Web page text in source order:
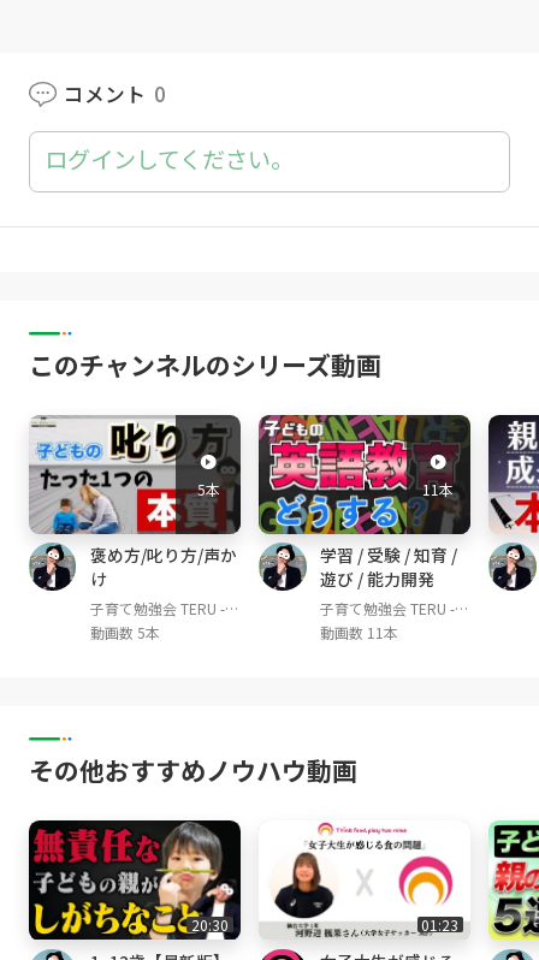
▼TERUのSNS等の活動一覧
https://lit.link/terukyoiku
▼このチャンネルは
YouTube登録者8万人超(2022年2月時点)の幼児
届けして、子育て・育児のお悩みや不安を解消
していくチャンネルです！
▼今回の動画の概要
今回は『ご両親との子育ての価値観が合わな
い』というご相談から、私が思う本質をお伝え
させて頂こうと思っております！ご両親とはつ
まり、お子さんから見るとおじいちゃんおばあ
ちゃんですよね！ご両親と子育ての方針が合わ
ず困っているという方は多いと思います。そし
て今回の件は、ご両親に限らず、親族やさらに
はママ友との間でも起こりえることだと思いま
幼児教育講師。これまで1,000人を超える子ど
もの教育に従事。
録者80,000人超(2022年2月時点)
幼児教育現場で培った知識を世の親御さんにお
届けし、1人でも多くの方が笑顔で楽しい。そ
して子どももイキイキと成長できる子育てや育
児の実現を目的として活動中。特に教育の専門
コメント 0
ログインしてください。
このチャンネルのシリーズ動画
5本
褒め方/叱り方/声か
け
子育て勉強会 TERU -子
育て・育児の悩みや不
動画数 5本
11本
学習 / 受験 / 知育 /
遊び / 能力開発
子育て勉強会 TERU -子
育て・育児の悩みや不
動画数 11本
その他おすすめノウハウ動画
20:30 01:23